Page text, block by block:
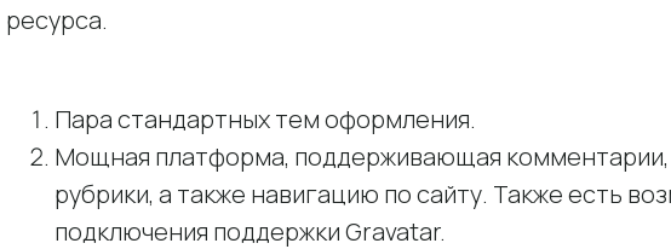
ресурса.
Пара стандартных тем оформления.
Мощная платформа, поддерживающая комментарии,
рубрики, а также навигацию по сайту. Также есть
подключения поддержки Gravatar.